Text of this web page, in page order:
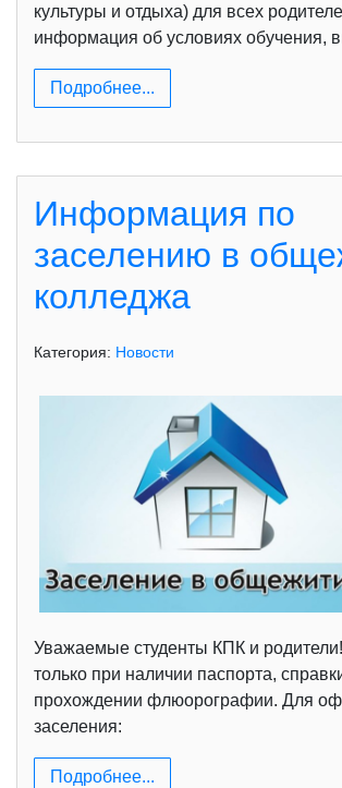
культуры и отдыха) для всех
информация об условиях обучения,
Подробнее...
Информация по
заселению в
колледжа
Категория: Новости
Уважаемые студенты КПК и
только при наличии паспорта,
прохождении флюорографии. Для
заселения:
Подробнее...